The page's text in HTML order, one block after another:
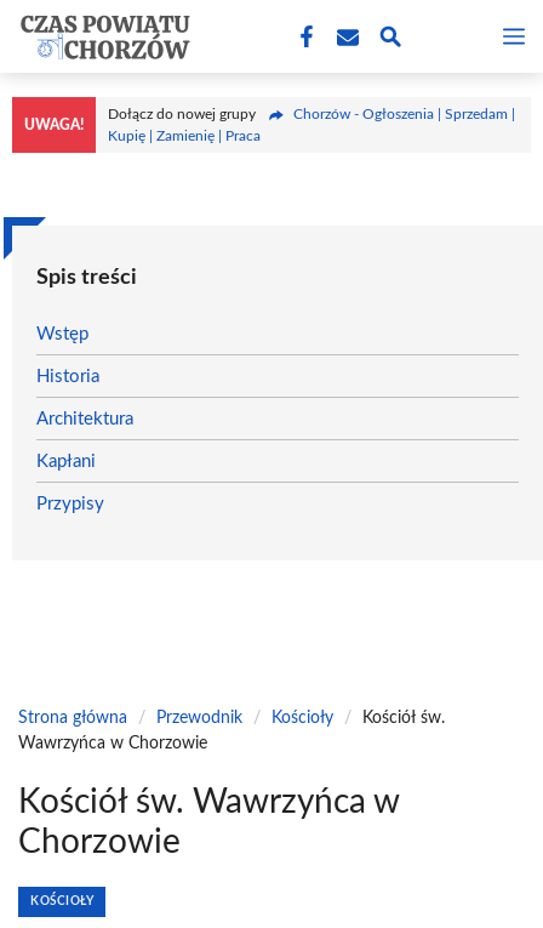
Przejdź
treści
UWAGA!
Dołącz do nowej grupy
Chorzów - Ogłoszenia | Sprzedam |
Kupię | Zamienię | Praca
Spis treści
Wstęp
Historia
Architektura
Kapłani
Przypisy
Strona główna / Przewodnik / Kościoły /
Kościół św.
Wawrzyńca w Chorzowie
Kościół św. Wawrzyńca w
Chorzowie
KOŚCIOŁY